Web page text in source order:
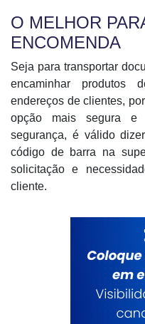
O MELHOR
ENCOMENDA
Seja para transportar
encaminhar produtos
endereços de clientes,
opção mais segura e
segurança, é válido
código de barra na
solicitação e
cliente.